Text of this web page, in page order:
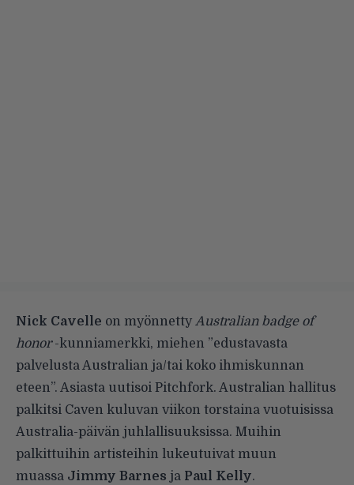
Nick Cavelle on myönnetty Australian badge of
honor-kunniamerkki, miehen ”edustavasta
palvelusta Australian ja/tai koko ihmiskunnan
eteen”. Asiasta uutisoi Pitchfork. Australian hallitus
palkitsi Caven kuluvan viikon torstaina vuotuisissa
Australia-päivän juhlallisuuksissa. Muihin
palkittuihin artisteihin lukeutuivat muun
muassa Jimmy Barnes ja Paul Kelly.